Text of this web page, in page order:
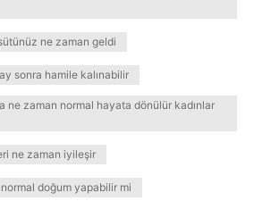
ne zaman geldi
sonra hamile kalınabilir
ne zaman normal hayata dönülür kadınlar
ne zaman iyileşir
doğum yapabilir mi